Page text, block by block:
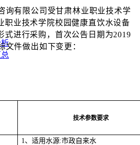
询有限公司受甘肃林业职业技术学
职业技术学院校园健康直饮水设备
式进行采购，首次公告日期为2019
文件做出如下变更：
技术参数要求
1、适用水源:市政自来水